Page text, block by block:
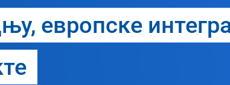
европске